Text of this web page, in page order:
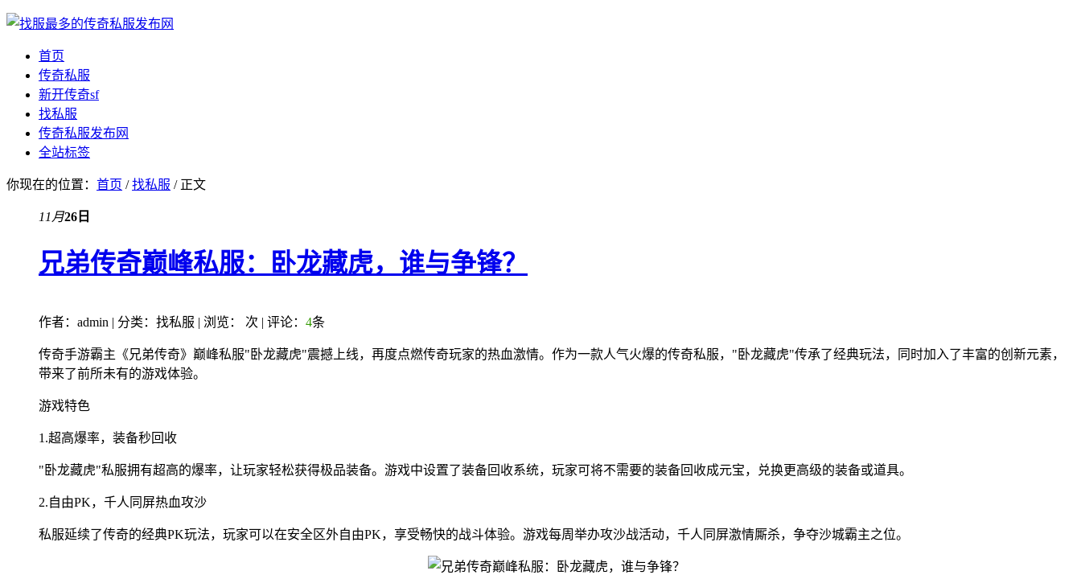
首页
传奇私服
新开传奇sf
找私服
传奇私服发布网
全站标签
你现在的位置： 首页 /找私服 / 正文
11月26日
兄弟传奇巅峰私服：卧龙藏虎，谁与争锋？
作者：admin | 分类：找私服 | 浏览： 次 | 评论： 4条
传奇手游霸主《兄弟传奇》巅峰私服"卧龙藏虎"震撼上线，再度点燃传奇玩家的热血激情。作为一款人气火爆的传奇私服，"卧龙藏虎"传承了经典玩法，同时加入了丰富的创新元素，
带来了前所未有的游戏体验。
游戏特色
1.超高爆率，装备秒回收
"卧龙藏虎"私服拥有超高的爆率，让玩家轻松获得极品装备。游戏中设置了装备回收系统，玩家可将不需要的装备回收成元宝，兑换更高级的装备或道具。
2.自由PK，千人同屏热血攻沙
私服延续了传奇的经典PK玩法，玩家可以在安全区外自由PK，享受畅快的战斗体验。游戏每周举办攻沙战活动，千人同屏激情厮杀，争夺沙城霸主之位。